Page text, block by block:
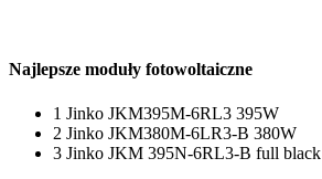
Najlepsze moduły fotowoltaiczne
1 Jinko JKM395M-6RL3 395W
2 Jinko JKM380M-6LR3-B 380W
3 Jinko JKM 395N-6RL3-B full black